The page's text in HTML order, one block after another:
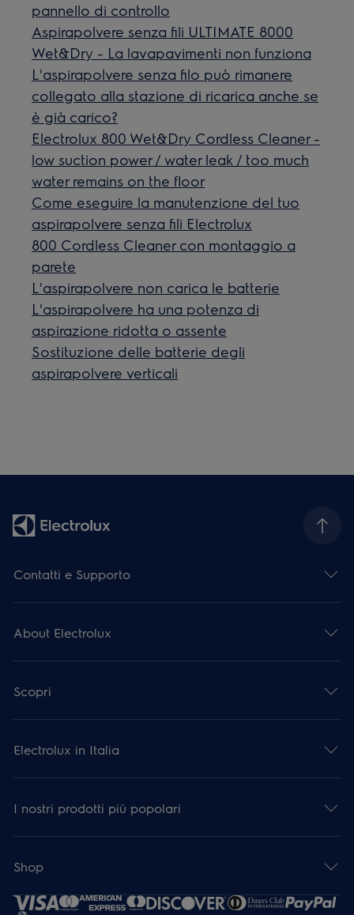
pannello di controllo
Aspirapolvere senza fili ULTIMATE 8000
Wet&Dry - La lavapavimenti non funziona
L'aspirapolvere senza filo può rimanere
collegato alla stazione di ricarica anche se
è già carico?
Electrolux 800 Wet&Dry Cordless Cleaner -
low suction power / water leak / too much
water remains on the floor
Come eseguire la manutenzione del tuo
aspirapolvere senza fili Electrolux
800 Cordless Cleaner con montaggio a
parete
L'aspirapolvere non carica le batterie
L'aspirapolvere ha una potenza di
aspirazione ridotta o assente
Sostituzione delle batterie degli
aspirapolvere verticali
Contatti e Supporto
About Electrolux
Scopri
Electrolux in Italia
I nostri prodotti più popolari
Shop